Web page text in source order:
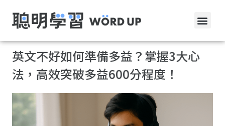
英文不好如何準備多益？掌握3大心
法，高效突破多益600分程度！